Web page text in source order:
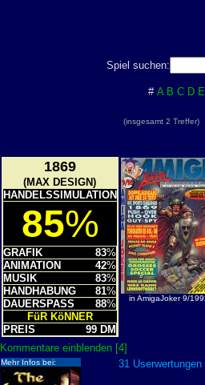
Spiel suchen:
# A B C D E
(insgesamt 2
1869
(MAX DESIGN)
HANDELSSIMULATION
85%
GRAFIK 83%
ANIMATION
42%
MUSIK
83%
HANDHABUNG
81%
DAUERSPASS
88%
FüR KöNNER
PREIS
99 DM
in AmigaJoker 9/
Kommentare einblenden [4]
Mehr Infos bei: 31 Userwertungen